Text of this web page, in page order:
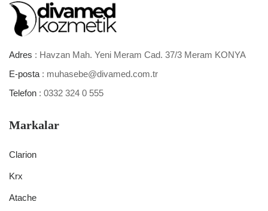
Adres : Havzan Mah. Yeni Meram Cad. 37/3 Meram KONYA
E-posta : muhasebe@divamed.com.tr
Telefon : 0332 324 0 555
Markalar
Clarion
Krx
Atache